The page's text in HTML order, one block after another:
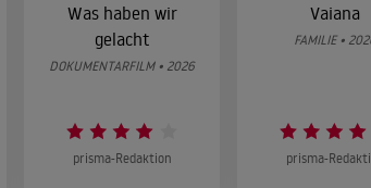
Was haben wir
gelacht
DOKUMENTARFILM • 2026
prisma-Redaktion
Vaiana
FAMILIE •
prisma-